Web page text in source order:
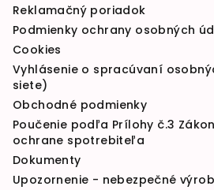
Reklamačný poriadok
Podmienky ochrany osobných
Cookies
Vyhlásenie o spracúvaní
siete)
Obchodné podmienky
Poučenie podľa Prílohy č.3
ochrane spotrebiteľa
Dokumenty
Upozornenie - nebezpečné